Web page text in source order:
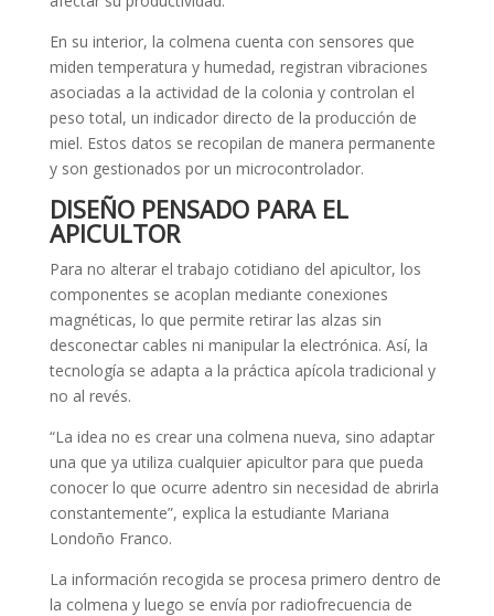
En su interior, la colmena cuenta con sensores que
miden temperatura y humedad, registran vibraciones
asociadas a la actividad de la colonia y controlan el
peso total, un indicador directo de la producción de
miel. Estos datos se recopilan de manera permanente
y son gestionados por un microcontrolador.
DISEÑO PENSADO PARA EL
APICULTOR
Para no alterar el trabajo cotidiano del apicultor, los
componentes se acoplan mediante conexiones
magnéticas, lo que permite retirar las alzas sin
desconectar cables ni manipular la electrónica. Así, la
tecnología se adapta a la práctica apícola tradicional y
no al revés.
“La idea no es crear una colmena nueva, sino adaptar
una que ya utiliza cualquier apicultor para que pueda
conocer lo que ocurre adentro sin necesidad de abrirla
constantemente”, explica la estudiante Mariana
Londoño Franco.
La información recogida se procesa primero dentro de
la colmena y luego se envía por radiofrecuencia de